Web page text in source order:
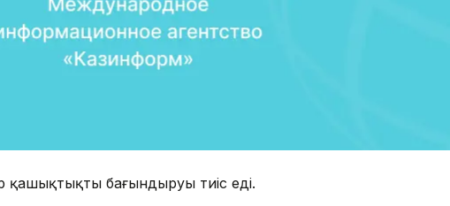
қашықтықты бағындыруы тиіс еді.